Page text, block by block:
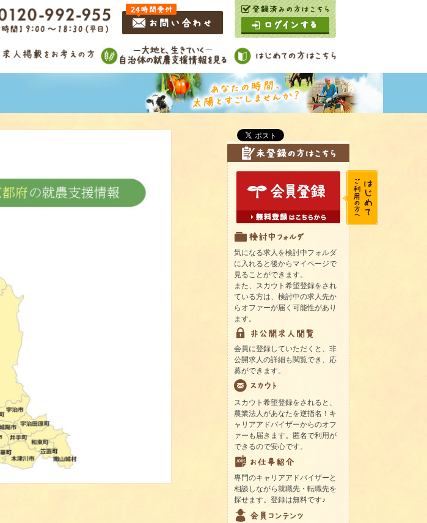
気になる求人を検討中フォルダ
に入れると後からマイページで
見ることができます。
また、スカウト希望登録をされ
ている方は、検討中の求人先か
らオファーが届く可能性があり
ます。
会員に登録していただくと、非
公開求人の詳細も閲覧でき、応
募ができます。
スカウト希望登録をされると、
農業法人があなたを逆指名！キ
ャリアアドバイザーからのオフ
ァーも届きます。匿名で利用が
できるので安心です。
専門のキャリアアドバイザーと
相談しながら就職先・転職先を
探せます。登録は無料です♪